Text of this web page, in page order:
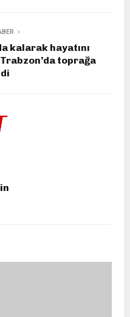
kalarak hayatını
toprağa